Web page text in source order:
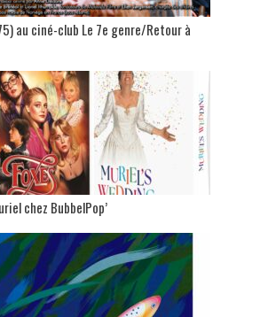
au ciné-club Le 7e genre/Retour à
chez BubbelPop’